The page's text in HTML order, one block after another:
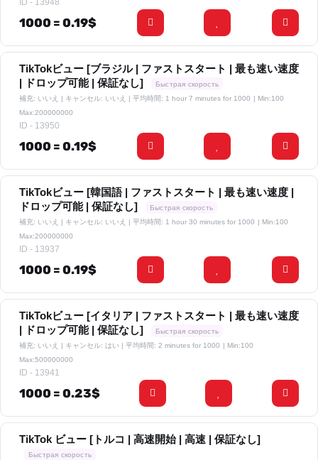
ID - 13948
1000 = 0.19$
TikTokビュー [ブラジル | ファストスタート | 最も速い速度
| ドロップ可能 | 保証なし]
Быстрая скорость
補充: いいえ | キャンセル: いいえ | 平均時間: 1 hour 7 minutes for 1000 | Min:100
Max:200000000
ID - 13950
1000 = 0.19$
TikTokビュー [韓国語 | ファストスタート | 最も速い速度 |
ドロップ可能 | 保証なし]
Быстрая скорость
補充: いいえ | キャンセル: いいえ | 平均時間: 1 hour 30 minutes for 1000 | Min:100
Max:200000000
ID - 13937
1000 = 0.19$
TikTokビュー [イタリア | ファストスタート | 最も速い速度
| ドロップ可能 | 保証なし]
Быстрая скорость
補充: いいえ | キャンセル: はい | 平均時間: 2 minutes for 1000
| Min:100
Max:500000000
ID - 13941
1000 = 0.23$
TikTok ビュー [トルコ | 高速開始 | 高速 | 保証なし]
Быстрая скорость